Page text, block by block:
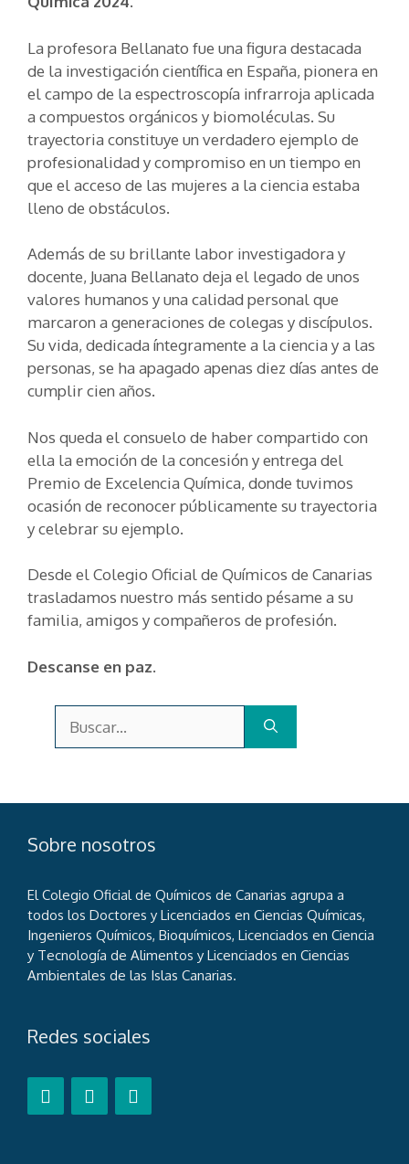
La profesora Bellanato fue una figura destacada
de la investigación científica en España, pionera en
el campo de la espectroscopía infrarroja aplicada
a compuestos orgánicos y biomoléculas. Su
trayectoria constituye un verdadero ejemplo de
profesionalidad y compromiso en un tiempo en
que el acceso de las mujeres a la ciencia estaba
lleno de obstáculos.
Además de su brillante labor investigadora y
docente, Juana Bellanato deja el legado de unos
valores humanos y una calidad personal que
marcaron a generaciones de colegas y discípulos.
Su vida, dedicada íntegramente a la ciencia y a las
personas, se ha apagado apenas diez días antes de
cumplir cien años.
Nos queda el consuelo de haber compartido con
ella la emoción de la concesión y entrega del
Premio de Excelencia Química, donde tuvimos
ocasión de reconocer públicamente su trayectoria
y celebrar su ejemplo.
Desde el Colegio Oficial de Químicos de Canarias
trasladamos nuestro más sentido pésame a su
familia, amigos y compañeros de profesión.
Descanse en paz.
Sobre nosotros
El Colegio Oficial de Químicos de Canarias agrupa a
todos los Doctores y Licenciados en Ciencias Químicas,
Ingenieros Químicos, Bioquímicos, Licenciados en Ciencia
y Tecnología de Alimentos y Licenciados en Ciencias
Ambientales de las Islas Canarias.
Redes sociales